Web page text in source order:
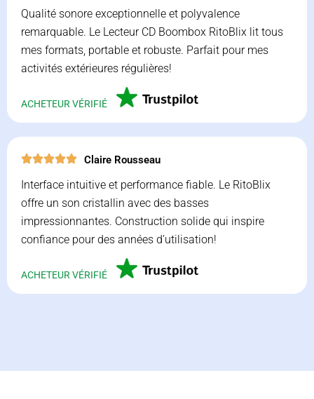
Qualité sonore exceptionnelle et polyvalence
remarquable. Le Lecteur CD Boombox RitoBlix lit tous
mes formats, portable et robuste. Parfait pour mes
activités extérieures régulières!
ACHETEUR VÉRIFIÉ
Claire Rousseau
Interface intuitive et performance fiable. Le RitoBlix
offre un son cristallin avec des basses
impressionnantes. Construction solide qui inspire
confiance pour des années d’utilisation!
ACHETEUR VÉRIFIÉ